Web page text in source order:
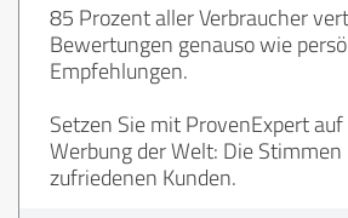
85 Prozent aller Verbraucher
Bewertungen genauso wie
Empfehlungen.
Setzen Sie mit ProvenExpert
Werbung der Welt: Die Stimmen
zufriedenen Kunden.